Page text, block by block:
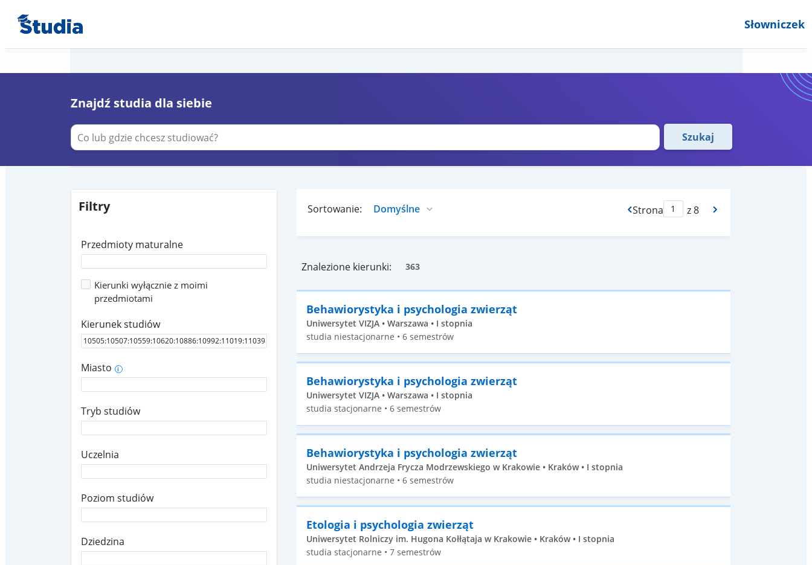
Słowniczek
Znajdź studia dla siebie
Szukaj
Filtry
Przedmioty maturalne
Kierunki wyłącznie z moimi
przedmiotami
Kierunek studiów
Miasto i
Tryb studiów
Uczelnia
Poziom studiów
Dziedzina
Sortowanie: Strona z 8
Znalezione kierunki: 363
Behawiorystyka i psychologia zwierząt
Uniwersytet VIZJA • Warszawa • I stopnia
studia niestacjonarne • 6 semestrów
Behawiorystyka i psychologia zwierząt
Uniwersytet VIZJA • Warszawa • I stopnia
studia stacjonarne • 6 semestrów
Behawiorystyka i psychologia zwierząt
Uniwersytet Andrzeja Frycza Modrzewskiego w Krakowie • Kraków • I stopnia
studia niestacjonarne • 6 semestrów
Etologia i psychologia zwierząt
Uniwersytet Rolniczy im. Hugona Kołłątaja w Krakowie • Kraków • I stopnia
studia stacjonarne • 7 semestrów